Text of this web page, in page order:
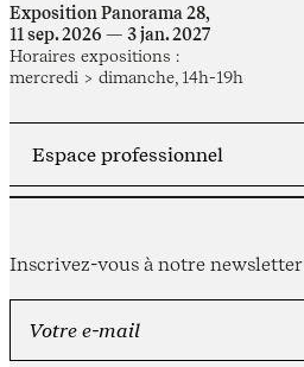
Exposition Panorama 28,
11 sep. 2026 — 3 jan. 2027
Horaires expositions :
mercredi > dimanche, 14h-19h
Inscrivez-vous à notre newsletter